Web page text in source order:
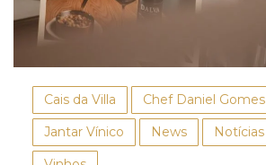
Cais da Villa Chef Daniel Gomes
Jantar Vínico
News Notícias